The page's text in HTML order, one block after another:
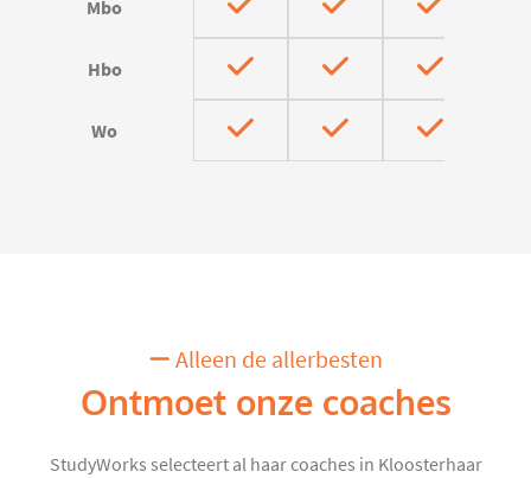
Mbo
Hbo
Wo
Alleen de allerbesten
Ontmoet onze coaches
StudyWorks selecteert al haar coaches in Kloosterhaar